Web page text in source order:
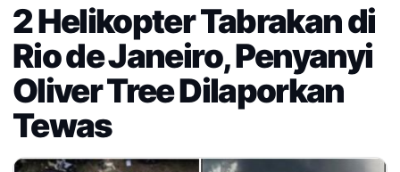
2 Helikopter Tabrakan di
Rio de Janeiro, Penyanyi
Oliver Tree Dilaporkan
Tewas